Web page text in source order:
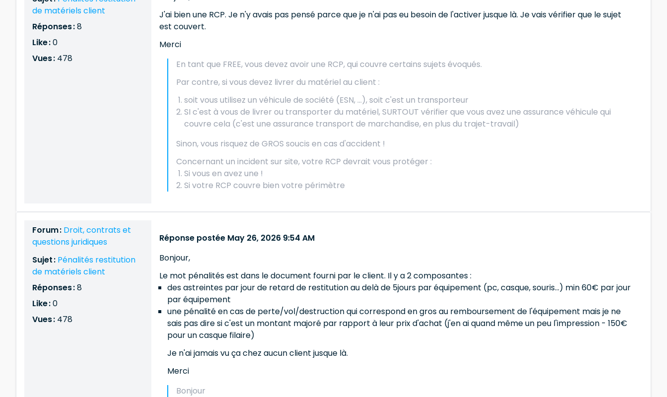
de matériels client
Réponses :8
Like :0
Vues : 478
J'ai bien une RCP. Je n'y avais pas pensé parce que je n'ai pas eu besoin de l'activer jusque là. Je vais vérifier que le sujet
est couvert.
Merci
En tant que FREE, vous devez avoir une RCP, qui couvre certains sujets évoqués.
Par contre, si vous devez livrer du matériel au client :
soit vous utilisez un véhicule de société (ESN, ...), soit c'est un transporteur
SI c'est à vous de livrer ou transporter du matériel, SURTOUT vérifier que vous avez une assurance véhicule qui
couvre cela (c'est une assurance transport de marchandise, en plus du trajet-travail)
Sinon, vous risquez de GROS soucis en cas d'accident !
Concernant un incident sur site, votre RCP devrait vous protéger :
Si vous en avez une !
Si votre RCP couvre bien votre périmètre
Forum : Droit, contrats et
questions juridiques
Sujet : Pénalités restitution
de matériels client
Réponses :8
Like :0
Vues : 478
Réponse postée May 26, 2026 9:54 AM
Bonjour,
Le mot pénalités est dans le document fourni par le client. Il y a 2 composantes :
des astreintes par jour de retard de restitution au delà de 5jours par équipement (pc, casque, souris...) min 60€ par jour
par équipement
une pénalité en cas de perte/vol/destruction qui correspond en gros au remboursement de l'équipement mais je ne
sais pas dire si c'est un montant majoré par rapport à leur prix d'achat (j'en ai quand même un peu l'impression - 150€
pour un casque filaire)
Je n'ai jamais vu ça chez aucun client jusque là.
Merci
Bonjour